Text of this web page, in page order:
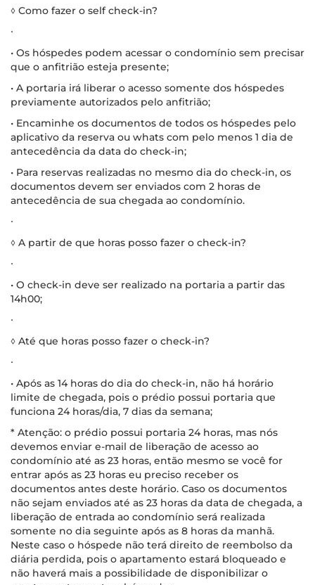
◊ Como fazer o self check-in?
∙
• Os hóspedes podem acessar o condomínio sem precisar
que o anfitrião esteja presente;
• A portaria irá liberar o acesso somente dos hóspedes
previamente autorizados pelo anfitrião;
• Encaminhe os documentos de todos os hóspedes pelo
aplicativo da reserva ou whats com pelo menos 1 dia de
antecedência da data do check-in;
• Para reservas realizadas no mesmo dia do check-in, os
documentos devem ser enviados com 2 horas de
antecedência de sua chegada ao condomínio.
∙
◊ A partir de que horas posso fazer o check-in?
∙
• O check-in deve ser realizado na portaria a partir das
14h00;
∙
◊ Até que horas posso fazer o check-in?
∙
• Após as 14 horas do dia do check-in, não há horário
limite de chegada, pois o prédio possui portaria que
funciona 24 horas/dia, 7 dias da semana;
* Atenção: o prédio possui portaria 24 horas, mas nós
devemos enviar e-mail de liberação de acesso ao
condomínio até as 23 horas, então mesmo se você for
entrar após as 23 horas eu preciso receber os
documentos antes deste horário. Caso os documentos
não sejam enviados até as 23 horas da data de chegada, a
liberação de entrada ao condomínio será realizada
somente no dia seguinte após as 8 horas da manhã.
Neste caso o hóspede não terá direito de reembolso da
diária perdida, pois o apartamento estará bloqueado e
não haverá mais a possibilidade de disponibilizar o